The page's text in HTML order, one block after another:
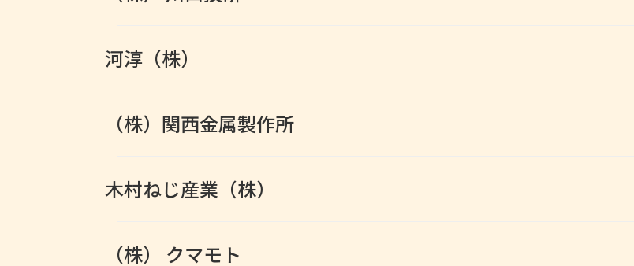
河淳（株）
（株）関西金属製作所
木村ねじ産業（株）
（株） クマモト